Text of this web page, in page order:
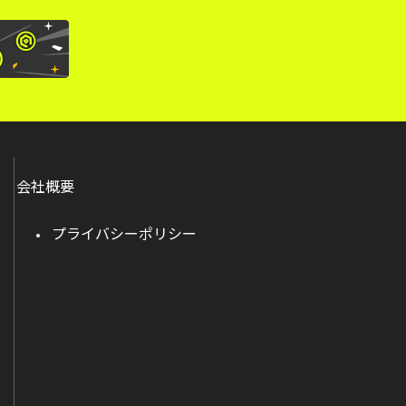
会社概要
プライバシーポリシー